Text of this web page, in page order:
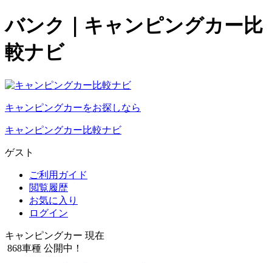
バンク｜キャンピングカー比
較ナビ
キャンピングカーをお探しなら
キャンピングカー比較ナビ
ゲスト
ご利用ガイド
閲覧履歴
お気に入り
ログイン
キャンピングカー 現在
868車種 公開中！